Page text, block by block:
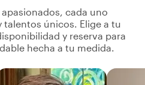
cada uno
únicos. Elige a tu
y reserva para
hecha a tu medida.